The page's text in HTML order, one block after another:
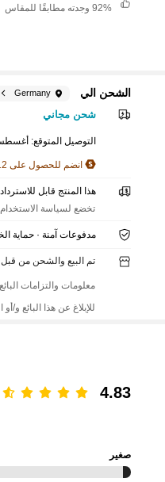
92%
وجدته مطابقًا للمقاس
الشحن الي Germany
شحن مجاني
التوصيل المتوقع:أغسطس 18 -
انضم للحصول على X12 كوبونات شحن (بقيمة 32.07€)
هذا المنتج قابل للاسترداد خلال 14 يوم ولكن ليس خلال فترة
تخضع لسياسة الاستخدام
مدفوعات آمنة · حماية
تم البيع والشحن من
معلومات والتزامات البائع
للإبلاغ عن هذا البائع و/أو
4.83
صغير